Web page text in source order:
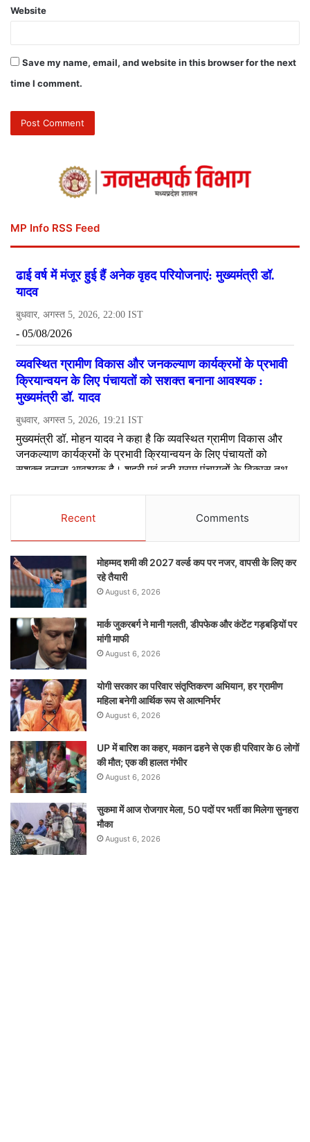
Website
Save my name, email, and website in this browser for the next
time I comment.
MP Info RSS Feed
Recent Comments
मोहम्मद शमी की 2027 वर्ल्ड कप पर नजर, वापसी के लिए कर
रहे तैयारी
August 6, 2026
मार्क जुकरबर्ग ने मानी गलती, डीपफेक और कंटेंट गड़बड़ियों पर
मांगी माफी
August 6, 2026
योगी सरकार का परिवार संतृप्तिकरण अभियान, हर ग्रामीण
महिला बनेगी आर्थिक रूप से आत्मनिर्भर
August 6, 2026
UP में बारिश का कहर, मकान ढहने से एक ही परिवार के 6 लोगों
की मौत; एक की हालत गंभीर
August 6, 2026
सुकमा में आज रोजगार मेला, 50 पदों पर भर्ती का मिलेगा सुनहरा
मौका
August 6, 2026